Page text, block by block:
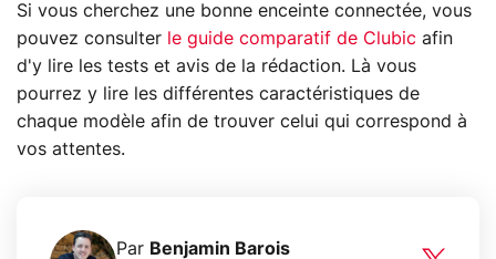
Si vous cherchez une bonne enceinte connectée, vous
pouvez consulter le guide comparatif de Clubic afin
d'y lire les tests et avis de la rédaction. Là vous
pourrez y lire les différentes caractéristiques de
chaque modèle afin de trouver celui qui correspond à
vos attentes.
Par Benjamin Barois